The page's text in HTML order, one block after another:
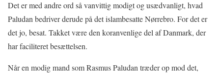
Det er med andre ord så vanvittig modigt og usædvanligt, hvad
Paludan bedriver derude på det islambesatte Nørrebro. For det er
det jo, besat. Takket være den koranvenlige del af Danmark, der
har faciliteret besættelsen.
Når en modig mand som Rasmus Paludan træder op mod det,